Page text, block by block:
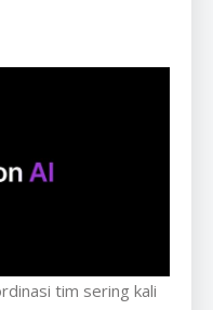
tim sering kali